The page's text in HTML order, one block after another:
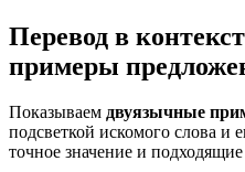
Перевод в
примеры
Показываем двуязычные
подсветкой искомого слова
точное значение и